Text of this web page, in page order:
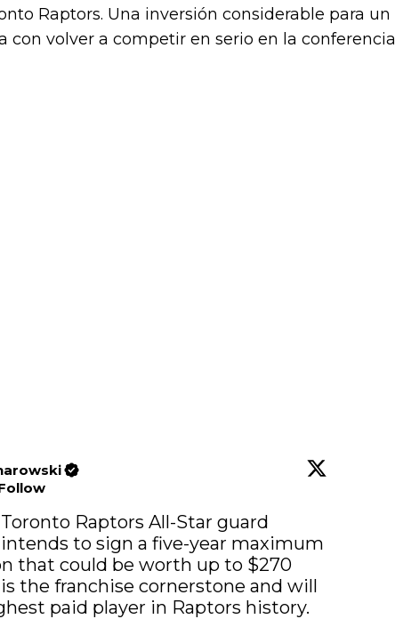
Raptors. Una inversión considerable para un
con volver a competir en serio en la conferencia
Raptors All-Star guard
to sign a five-year maximum
that could be worth up to $270
the franchise cornerstone and will
paid player in Raptors history.